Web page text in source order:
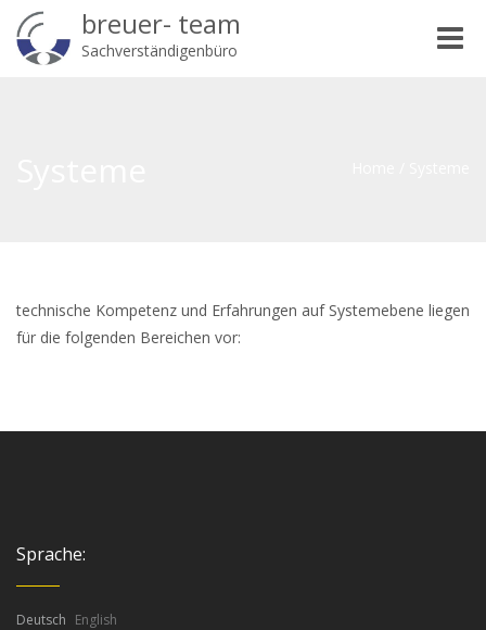
breuer- team
Sachverständigenbüro
Toggle
technische Kompetenz und Erfahrungen auf Systemebene liegen
für die folgenden Bereichen vor:
Sprache:
Deutsch English